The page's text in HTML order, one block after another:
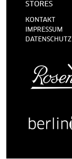
STORES
KONTAKT
IMPRESSUM
DATENSCHUTZ